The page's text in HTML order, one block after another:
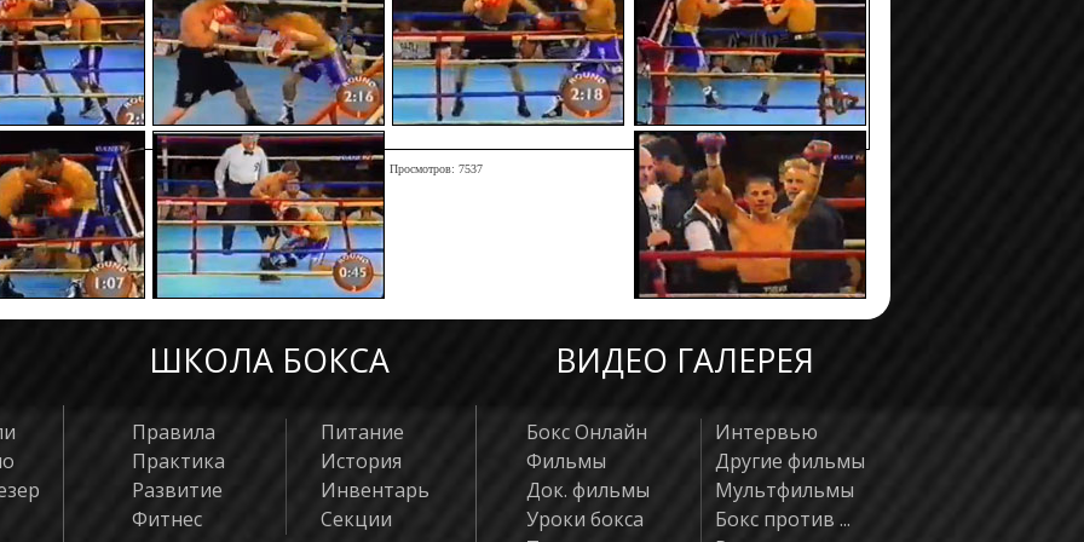
Просмотров: 7537
ШКОЛА БОКСА ВИДЕО ГАЛЕРЕЯ
Правила
Практика
Развитие
Фитнес
Питание
История
Инвентарь
Секции
Бокс Онлайн
Фильмы
Док. фильмы
Уроки бокса
Интервью
Другие фильмы
Мультфильмы
Бокс против ...